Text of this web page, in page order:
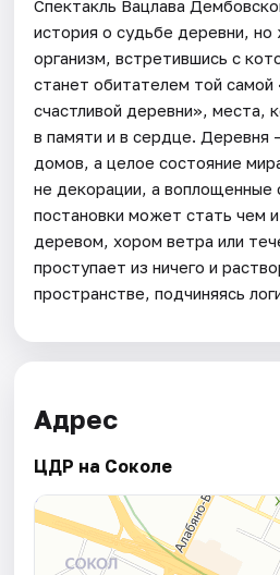
Спектакль Вацлава
история о судьбе деревни,
организм, встретившись с
станет обитателем той самой
счастливой деревни», места,
в памяти и в сердце. Деревня
домов, а целое состояние
не декорации, а воплощенные
постановки может стать чем
деревом, хором ветра или
проступает из ничего и
пространстве, подчиняясь
Адрес
ЦДР на Соколе